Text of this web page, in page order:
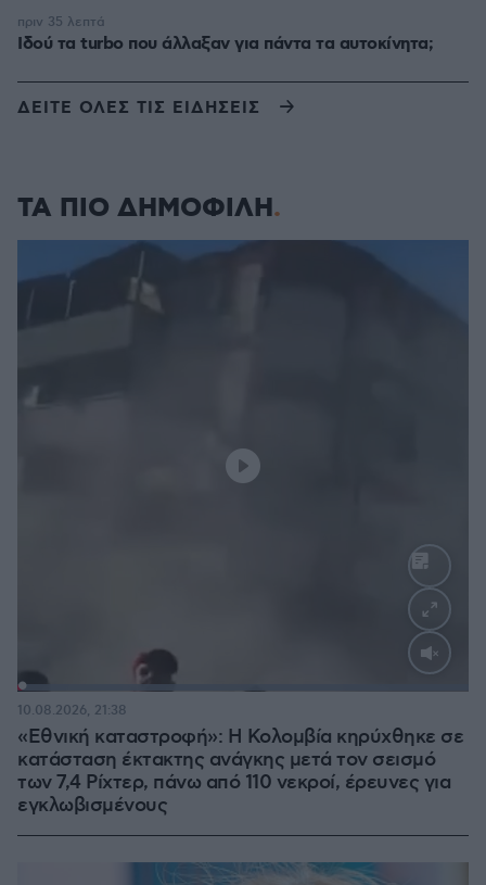
Ιδού τα turbo που άλλαξαν για πάντα τα αυτοκίνητα;
πριν 35 λεπτά
ΔΕΙΤΕ ΟΛΕΣ ΤΙΣ ΕΙΔΗΣΕΙΣ
ΤΑ ΠΙΟ ΔΗΜΟΦΙΛΗ
Loaded
«Εθνική καταστροφή»: Η Κολομβία κηρύχθηκε σε
κατάσταση έκτακτης ανάγκης μετά τον σεισμό
των 7,4 Ρίχτερ, πάνω από 110 νεκροί, έρευνες για
εγκλωβισμένους
10.08.2026, 21:38